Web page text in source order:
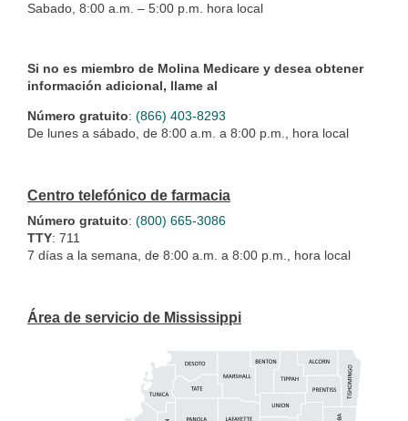
Sabado, 8:00 a.m. – 5:00 p.m. hora local
Si no es miembro de Molina Medicare y desea obtener
información adicional, llame al
Número gratuito: (866) 403-8293
De lunes a sábado, de 8:00 a.m. a 8:00 p.m., hora local
Centro telefónico de farmacia
Número gratuito: (800) 665-3086
TTY: 711
7 días a la semana, de 8:00 a.m. a 8:00 p.m., hora local
Área de servicio de Mississippi